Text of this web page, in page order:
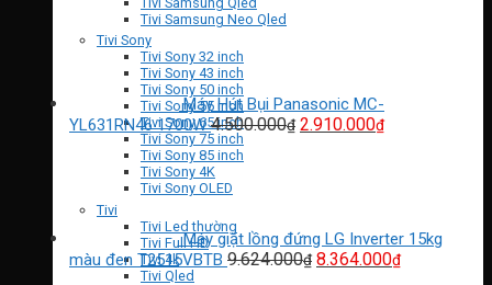
Tivi Samsung Neo Qled
Tivi Sony
Tivi Sony 32 inch
Tivi Sony 43 inch
Tivi Sony 50 inch
Tivi Sony 55 inch
Tivi Sony 65 inch
Tivi Sony 75 inch
Tivi Sony 85 inch
Tivi Sony 4K
Tivi Sony OLED
Tivi
Tivi Led thường
Tivi Full HD
Tivi 4k
Tivi Qled
gốc
là:
3.190.000₫.
Máy Hút Bụi Panasonic MC-
YL631RN46 1700W 4.500.000₫ Giá
2.910.000₫Giá
Máy giặt lồng đứng LG Inverter 15kg
màu đen T2515VBTB 9.624.000₫ Giá
8.364.000₫Giá